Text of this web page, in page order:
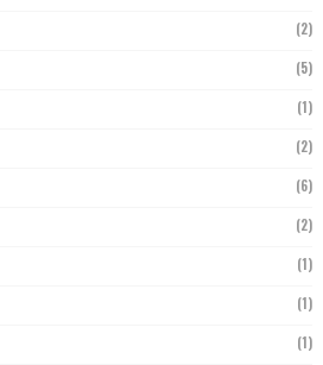
(2)
(5)
(1)
(2)
(6)
(2)
(1)
(1)
(1)